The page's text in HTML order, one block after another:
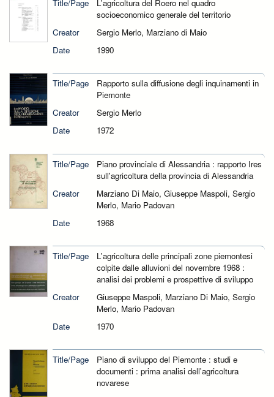
Title/Page
L'agricoltura del Roero nel quadro
socioeconomico generale del territorio
Creator
Sergio Merlo, Marziano di Maio
Date
1990
Title/Page
Rapporto sulla diffusione degli inquinamenti in
Piemonte
Creator
Sergio Merlo
Date
1972
Title/Page
Piano provinciale di Alessandria : rapporto Ires
sull'agricoltura della provincia di Alessandria
Creator
Marziano Di Maio, Giuseppe Maspoli, Sergio
Merlo, Mario Padovan
Date
1968
Title/Page
L'agricoltura delle principali zone piemontesi
colpite dalle alluvioni del novembre 1968 :
analisi dei problemi e prospettive di sviluppo
Creator
Giuseppe Maspoli, Marziano Di Maio, Sergio
Merlo, Mario Padovan
Date
1970
Title/Page
Piano di sviluppo del Piemonte : studi e
documenti : prima analisi dell'agricoltura
novarese